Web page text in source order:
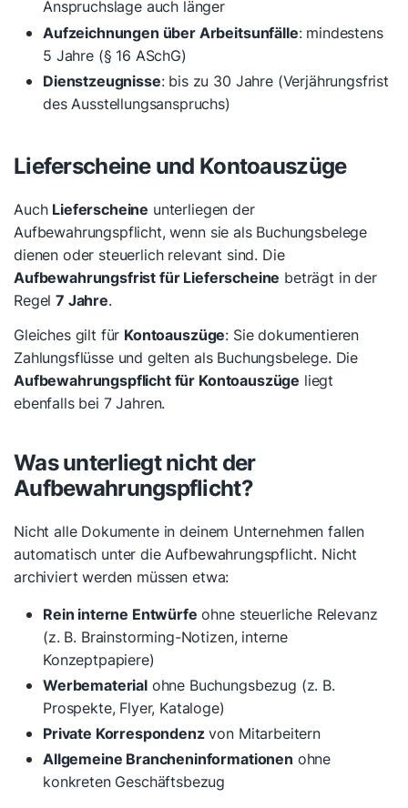
Anspruchslage auch länger
Aufzeichnungen über Arbeitsunfälle: mindestens
5 Jahre (§ 16 ASchG)
Dienstzeugnisse: bis zu 30 Jahre (Verjährungsfrist
des Ausstellungsanspruchs)
Lieferscheine und Kontoauszüge
Auch Lieferscheine unterliegen der
Aufbewahrungspflicht, wenn sie als Buchungsbelege
dienen oder steuerlich relevant sind. Die
Aufbewahrungsfrist für Lieferscheine beträgt in der
Regel7 Jahre.
Gleiches gilt für Kontoauszüge: Sie dokumentieren
Zahlungsflüsse und gelten als Buchungsbelege. Die
Aufbewahrungspflicht für Kontoauszüge liegt
ebenfalls bei 7 Jahren.
Was unterliegt nicht der
Aufbewahrungspflicht?
Nicht alle Dokumente in deinem Unternehmen fallen
automatisch unter die Aufbewahrungspflicht. Nicht
archiviert werden müssen etwa:
Rein interne Entwürfe ohne steuerliche Relevanz
(z. B. Brainstorming-Notizen, interne
Konzeptpapiere)
Werbematerialohne Buchungsbezug (z. B.
Prospekte, Flyer, Kataloge)
Private Korrespondenzvon Mitarbeitern
Allgemeine Brancheninformationen ohne
konkreten Geschäftsbezug